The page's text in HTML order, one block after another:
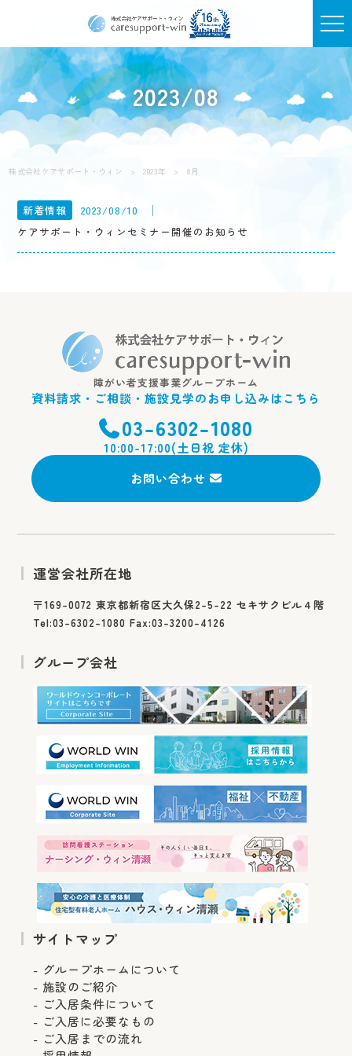
2023/08
株式会社ケアサポート・ウィン > 2023年 > 8月
新着情報 2023/08/10 │
ケアサポート・ウィンセミナー開催のお知らせ
障がい者支援事業グループホーム
資料請求・ご相談・施設見学のお申し込みはこちら
お問い合わせ
03-6302-1080
10:00-17:00(土日祝 定休)
運営会社所在地
〒169-0072 東京都新宿区大久保2-5-22 セキサクビル４階
Tel:03-6302-1080 Fax:03-3200-4126
グループ会社
サイトマップ
グループホームについて
施設のご紹介
ご入居条件について
ご入居に必要なもの
ご入居までの流れ